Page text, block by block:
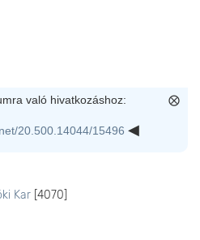
való hivatkozáshoz:
20.500.14044/15496
Kar [4070]